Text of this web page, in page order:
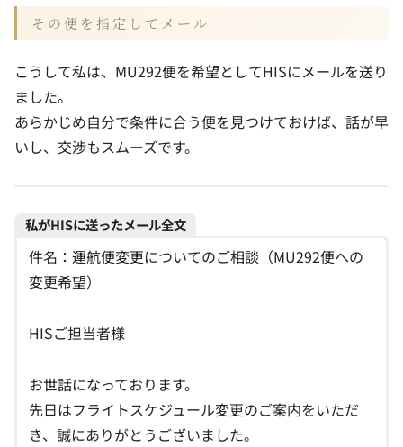
その便を指定してメール
こうして私は、MU292便を希望としてHISにメールを送り
ました。
あらかじめ自分で条件に合う便を見つけておけば、話が早
いし、交渉もスムーズです。
私がHISに送ったメール全文
件名：運航便変更についてのご相談（MU292便への
変更希望）
HISご担当者様
お世話になっております。
先日はフライトスケジュール変更のご案内をいただ
き、誠にありがとうございました。